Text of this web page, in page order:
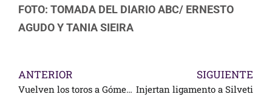
FOTO: TOMADA DEL DIARIO ABC/ ERNESTO
AGUDO Y TANIA SIEIRA
ANTERIOR
Vuelven los toros a Gómez Palacio, Durango
SIGUIENTE
Injertan ligamento a Silveti